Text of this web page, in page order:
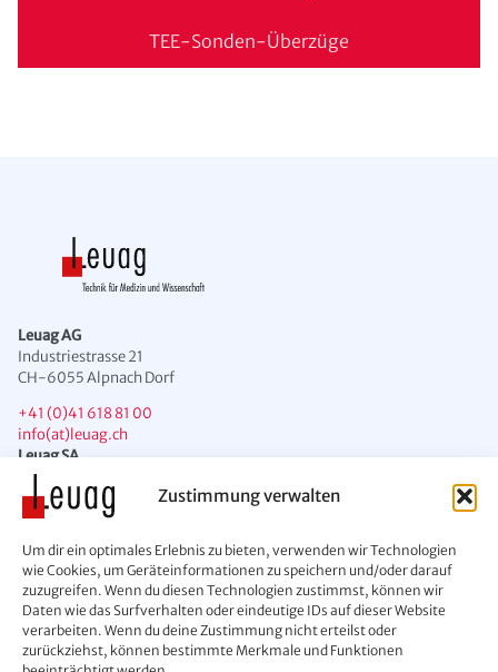
Zustimmung verwalten
Um dir ein optimales Erlebnis zu bieten, verwenden wir Technologien
wie Cookies, um Geräteinformationen zu speichern und/oder darauf
zuzugreifen. Wenn du diesen Technologien zustimmst, können wir
Daten wie das Surfverhalten oder eindeutige IDs auf dieser Website
verarbeiten. Wenn du deine Zustimmung nicht erteilst oder
zurückziehst, können bestimmte Merkmale und Funktionen
TEE-Sonden-Überzüge
Leuag AG
Industriestrasse 21
CH-6055 Alpnach Dorf
+41 (0)41 618 81 00
info(at)leuag.ch
Leuag SA
Chemin des Condémines 2
CH-1071 Chexbres
info(at)leuag.ch